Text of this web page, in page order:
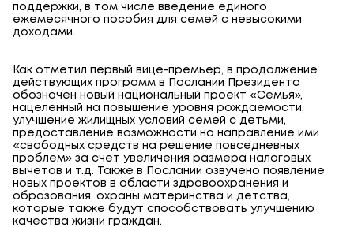
поддержки, в том числе введение единого
ежемесячного пособия для семей с невысокими
доходами.
Как отметил первый вице-премьер, в продолжение
действующих программ в Послании Президента
обозначен новый национальный проект «Семья»,
нацеленный на повышение уровня рождаемости,
улучшение жилищных условий семей с детьми,
предоставление возможности на направление ими
«свободных средств на решение повседневных
проблем» за счет увеличения размера налоговых
вычетов и т.д. Также в Послании озвучено появление
новых проектов в области здравоохранения и
образования, охраны материнства и детства,
которые также будут способствовать улучшению
качества жизни граждан.